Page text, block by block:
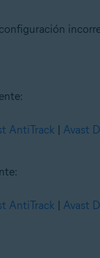
AntiTrack | Avast
AntiTrack | Avast